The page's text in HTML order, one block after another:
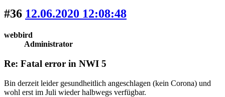
#36 12.06.2020 12:08:48
webbird
Administrator
Re: Fatal error in NWI 5
Bin derzeit leider gesundheitlich angeschlagen (kein Corona) und
wohl erst im Juli wieder halbwegs verfügbar.